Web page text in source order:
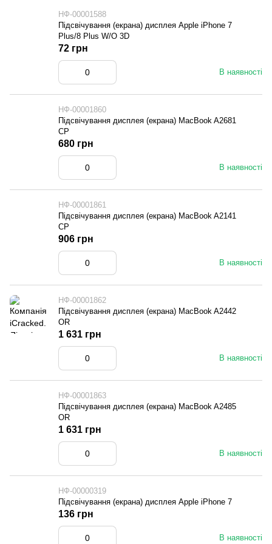
НФ-00001588
Підсвічування (екрана) дисплея Apple iPhone 7
Plus/8 Plus W/O 3D
В наявності
72 грн
НФ-00001860
Підсвічування дисплея (екрана) MacBook A2681
CP
В наявності
680 грн
НФ-00001861
Підсвічування дисплея (екрана) MacBook A2141
CP
В наявності
906 грн
НФ-00001862
Підсвічування дисплея (екрана) MacBook A2442
OR
В наявності
1 631 грн
НФ-00001863
Підсвічування дисплея (екрана) MacBook A2485
OR
В наявності
1 631 грн
НФ-00000319
Підсвічування (екрана) дисплея Apple iPhone 7
В наявності
136 грн